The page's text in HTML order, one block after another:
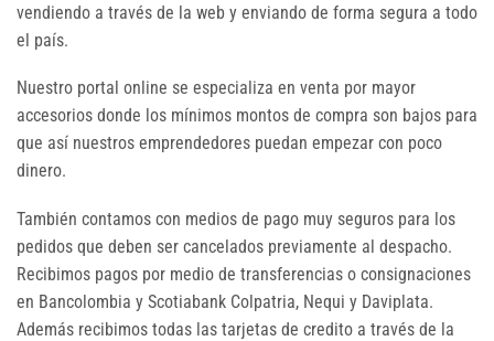
vendiendo a través de la web y enviando de forma segura a todo
el país.
Nuestro portal online se especializa en venta por mayor
accesorios donde los mínimos montos de compra son bajos para
que así nuestros emprendedores puedan empezar con poco
dinero.
También contamos con medios de pago muy seguros para los
pedidos que deben ser cancelados previamente al despacho.
Recibimos pagos por medio de transferencias o consignaciones
en Bancolombia y Scotiabank Colpatria, Nequi y Daviplata.
Además recibimos todas las tarjetas de credito a través de la